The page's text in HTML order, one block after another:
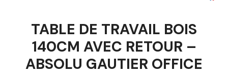
TABLE DE TRAVAIL BOIS
140CM AVEC RETOUR –
ABSOLU GAUTIER OFFICE